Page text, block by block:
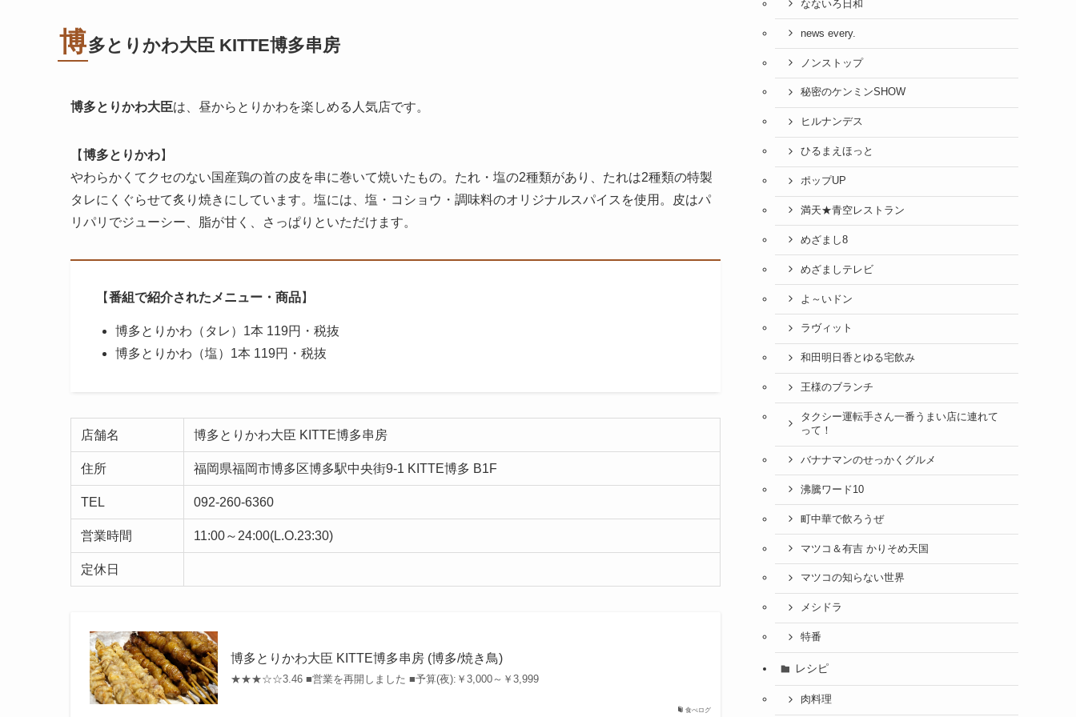
博多とりかわ大臣 KITTE博多串房
博多とりかわ大臣は、昼からとりかわを楽しめる人気店です。
【博多とりかわ】
やわらかくてクセのない国産鶏の首の皮を串に巻いて焼いたもの。たれ・塩の2種類があり、たれは2種類の特製
タレにくぐらせて炙り焼きにしています。塩には、塩・コショウ・調味料のオリジナルスパイスを使用。皮はパ
リパリでジューシー、脂が甘く、さっぱりといただけます。
【番組で紹介されたメニュー・商品】
博多とりかわ（タレ）1本 119円・税抜
博多とりかわ（塩）1本 119円・税抜
店舗名 博多とりかわ大臣 KITTE博多串房
住所 福岡県福岡市博多区博多駅中央街9-1 KITTE博多 B1F
TEL 092-260-6360
営業時間 11:00～24:00(L.O.23:30)
定休日
食べログ
博多とりかわ大臣 KITTE博多串房 (博多/焼き鳥)
★★★☆☆3.46 ■営業を再開しました ■予算(夜):￥3,000～￥3,999
なないろ日和
news every.
ノンストップ
秘密のケンミンSHOW
ヒルナンデス
ひるまえほっと
ポップUP
満天★青空レストラン
めざまし8
めざましテレビ
よ～いドン
ラヴィット
和田明日香とゆる宅飲み
王様のブランチ
タクシー運転手さん一番うまい店に連れて
って！
バナナマンのせっかくグルメ
沸騰ワード10
町中華で飲ろうぜ
マツコ＆有吉 かりそめ天国
マツコの知らない世界
メシドラ
特番
レシピ
肉料理